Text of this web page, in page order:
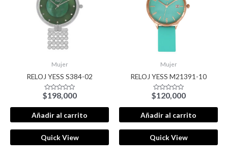
Mujer
RELOJ YESS S384-02
Valorado
con
0
de
5
$198,000
Añadir al carrito
Quick View
Mujer
RELOJ YESS M21391-10
Valorado
con
0
de
5
$120,000
Añadir al carrito
Quick View